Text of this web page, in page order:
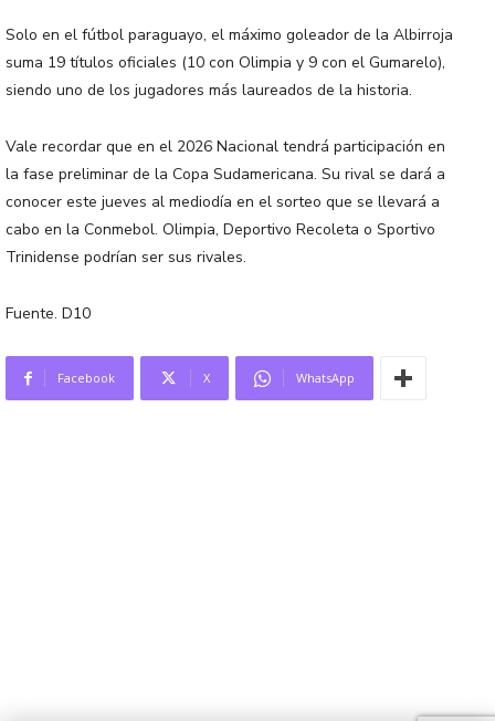
Solo en el fútbol paraguayo, el máximo goleador de la Albirroja
suma 19 títulos oficiales (10 con Olimpia y 9 con el Gumarelo),
siendo uno de los jugadores más laureados de la historia.
Vale recordar que en el 2026 Nacional tendrá participación en
la fase preliminar de la Copa Sudamericana. Su rival se dará a
conocer este jueves al mediodía en el sorteo que se llevará a
cabo en la Conmebol. Olimpia, Deportivo Recoleta o Sportivo
Trinidense podrían ser sus rivales.
Fuente. D10
Facebook X WhatsApp